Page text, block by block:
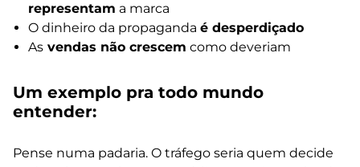
representam a marca
O dinheiro da propagandaé desperdiçado
As vendas não crescem como deveriam
Um exemplo pra todo mundo
entender:
Pense numa padaria. O tráfego seria quem decide